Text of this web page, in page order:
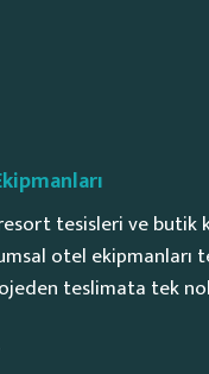
resort tesisleri ve butik
otel ekipmanları
teslimata tek